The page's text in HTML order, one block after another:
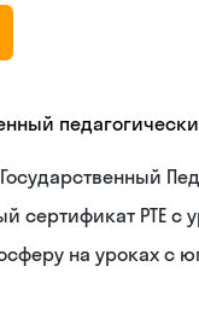
сертификат PTE с
на уроках с